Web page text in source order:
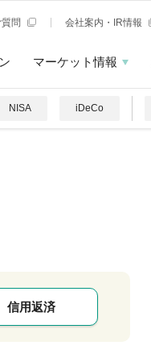
問 会社案内・IR情報
マーケット情報
NISA iDeCo
信用返済